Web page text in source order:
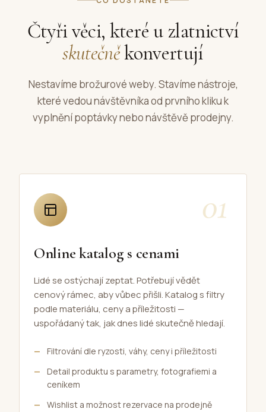
Čtyři věci, které u zlatnictví
skutečněkonvertují
Nestavíme brožurové weby. Stavíme nástroje,
které vedou návštěvníka od prvního kliku k
vyplnění poptávky nebo návštěvě prodejny.
01
Online katalog s cenami
Lidé se ostýchají zeptat. Potřebují vědět
cenový rámec, aby vůbec přišli. Katalog s filtry
podle materiálu, ceny a příležitosti —
uspořádaný tak, jak dnes lidé skutečně hledají.
Filtrování dle ryzosti, váhy, ceny i příležitosti
Detail produktu s parametry, fotografiemi a
ceníkem
Wishlist a možnost rezervace na prodejně